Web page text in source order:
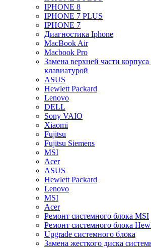
IPHONE 8
IPHONE 7 PLUS
IPHONE 7
Диагностика Iphone
MacBook Air
Macbook Pro
Замена верхней части
клавиатурой
ASUS
Hewlett Packard
Lenovo
DELL
Sony VAIO
Xiaomi
Fujitsu
Fujitsu Siemens
MSI
Acer
ASUS
Hewlett Packard
Lenovo
MSI
Acer
Ремонт системного блока MSI
Ремонт системного блока
Upgrade системного блока
Замена жесткого диска